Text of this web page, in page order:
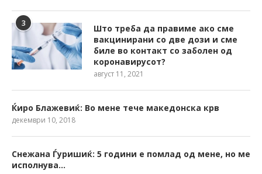
3
Што треба да правиме ако сме
вакцинирани со две дози и сме
биле во контакт со заболен од
коронавирусот?
август 11, 2021
Ќиро Блажевиќ: Во мене тече македонска крв
декември 10, 2018
Снежана Ѓуришиќ: 5 години е помлад од мене, но ме
исполнува…